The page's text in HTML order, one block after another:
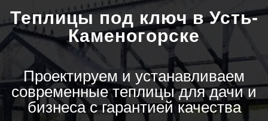
Теплицы под ключ в Усть-
Каменогорске
Проектируем и устанавливаем
современные теплицы для дачи и
бизнеса с гарантией качества